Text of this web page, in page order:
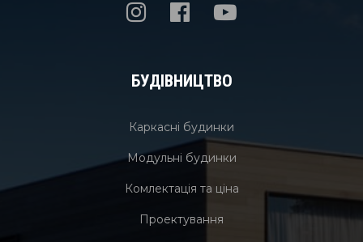
БУДІВНИЦТВО
Каркасні будинки
Модульні будинки
Комлектація та ціна
Проектування